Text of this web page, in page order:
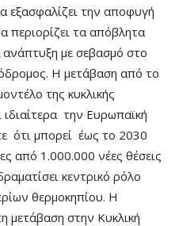
εξασφαλίζει την αποφυγή
τα απόβλητα
με σεβασμό στο
Η μετάβαση από το
της κυκλικής
ιδιαίτερα την Ευρωπαϊκή
ότι μπορεί έως το 2030
από 1.000.000 νέες θέσεις
κεντρικό ρόλο
θερμοκηπίου. Η
μετάβαση στην Κυκλική